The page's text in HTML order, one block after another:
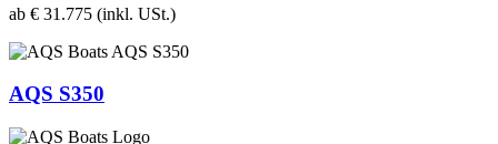
ab € 31.775 (inkl. USt.)
AQS S350